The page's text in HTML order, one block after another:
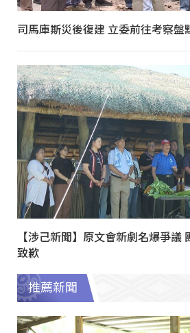
司馬庫斯災後復建 立委前往考察盤
【涉己新聞】原文會新劇名爆爭
致歉
推薦新聞